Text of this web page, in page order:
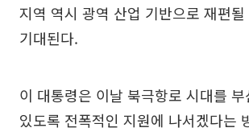
지역 역시 광역 산업 기반으로 재편
기대된다.
이 대통령은 이날 북극항로 시대를
있도록 전폭적인 지원에 나서겠다는